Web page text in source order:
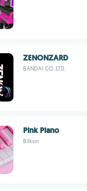
ZENONZARD
BANDAI CO.,LTD.
Pink Piano
Bilkon